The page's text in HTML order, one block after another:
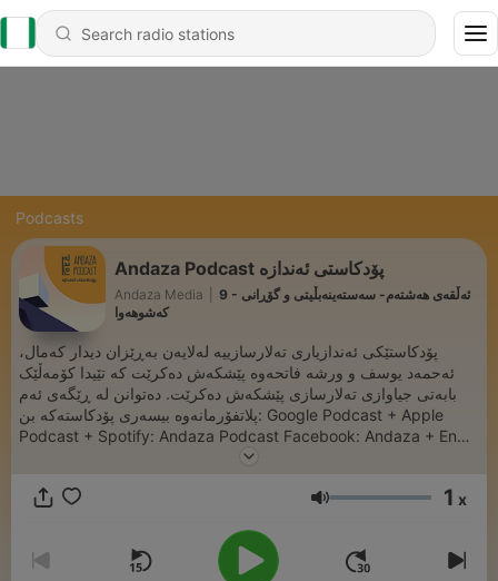
Podcasts
Andaza Podcast پۆدکاستی ئەندازە
Andaza Media
9 - ئەڵقەی هەشتەم- سەستەینەبڵیتی و گۆڕانی
کەشوهەوا
پۆدکاستێکی ئەندازیاری تەلارسازییە لەلایەن بەڕێزان دیدار کەمال،
ئەحمەد یوسف و ورشە فاتحەوە پێشکەش دەکرێت کە تێیدا کۆمەڵێک
بابەتی جیاوازی تەلارسازی پێشکەش دەکرێت. دەتوانن لە ڕێگەی ئەم
پلاتفۆرمانەوە بیسەری پۆدکاستەکە بن: Google Podcast + Apple
Podcast + Spotify: Andaza Podcast Facebook: Andaza + Engo
Instagram: andazamedia + engo_org بۆ پەیوەندی کردن بە
@didar_kamal_
Volume 1 x